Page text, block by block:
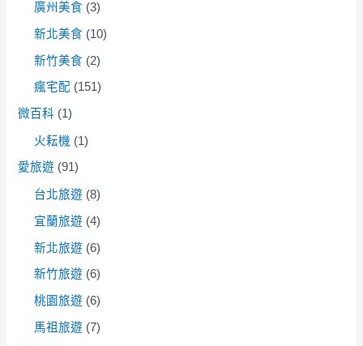
廣州美食 (3)
新北美食 (10)
新竹美食 (2)
瘋宅配 (151)
微百科 (1)
火耘機 (1)
愛旅遊 (91)
台北旅遊 (8)
宜蘭旅遊 (4)
新北旅遊 (6)
新竹旅遊 (6)
桃園旅遊 (6)
馬祖旅遊 (7)